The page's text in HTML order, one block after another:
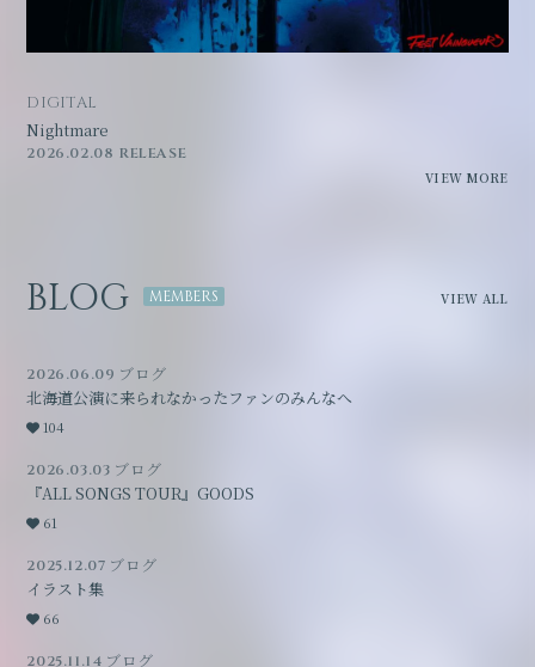
DIGITAL
Nightmare
2026.02.08 RELEASE
VIEW MORE
BLOG VIEW ALL
2026.06.09 ブログ
北海道公演に来られなかったファンのみんなへ
104
2026.03.03 ブログ
『ALL SONGS TOUR』GOODS
61
2025.12.07 ブログ
イラスト集
66
2025.11.14 ブログ